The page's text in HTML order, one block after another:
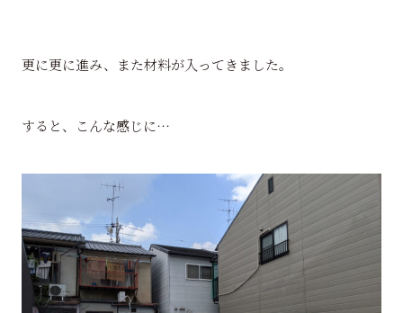
更に更に進み、また材料が入ってきました。
すると、こんな感じに…